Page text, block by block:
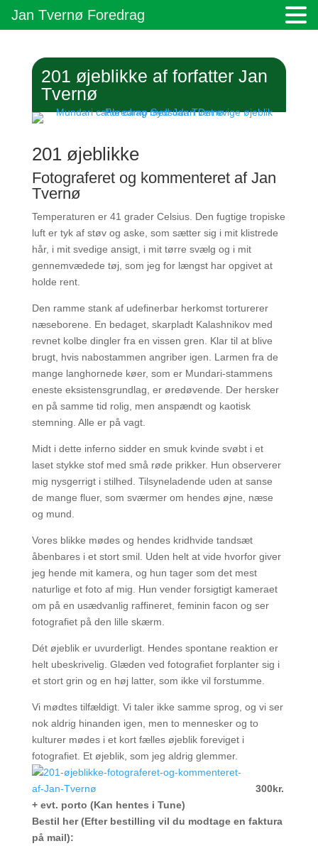
201 øjeblikke af forfatter Jan
Tvernø
201 øjeblikke
Fotograferet og kommenteret af Jan
Tvernø
Temperaturen er 41 grader Celsius. Den fugtige tropiske
luft er tyk af støv og aske, som sætter sig i mit klistrede
hår, i mit svedige ansigt, i mit tørre svælg og i mit
gennemvædede tøj, som jeg for længst har opgivet at
holde rent.
Den ramme stank af udefinerbar herkomst torturerer
næseborene. En bedaget, skarpladt Kalashnikov med
revnet kolbe dingler fra en vissen gren. Klar til at blive
brugt, hvis nabostammen angriber igen. Larmen fra de
mange langhornede køer, som er Mundari-stammens
eneste eksistensgrundlag, er øredøvende. Der hersker
en på samme tid rolig, men anspændt og kaotisk
stemning. Alle er på vagt.
Midt i dette inferno sidder en smuk kvinde svøbt i et
laset stykke stof med små røde prikker. Hun observerer
mig nysgerrigt i stilhed. Tilsyneladende uden at sanse
de mange fluer, som sværmer om hendes øjne, næse
og mund.
Vores blikke mødes og hendes kridhvide tandsæt
åbenbares i et stort smil. Uden helt at vide hvorfor giver
jeg hende mit kamera, og hun tager som det mest
naturlige et foto af mig. Hun vender forsigtigt kameraet
om på en usædvanlig raffineret, feminin facon og ser
fotografiet på den lille skærm.
Dét øjeblik er uvurderligt. Hendes spontane reaktion er
helt ubeskrivelig. Glæden ved fotografiet forplanter sig i
et stort grin og en høj latter, som ikke vil forstumme.
Vi mødtes tilfældigt. Vi taler ikke samme sprog, og vi ser
nok aldrig hinanden igen, men to mennesker og to
kulturer mødes i et kort fælles øjeblik foreviget i
fotografiet. Et øjeblik, som jeg aldrig glemmer.
300kr.
+ evt. porto (Kan hentes i Tune)
Bestil her (Efter bestilling vil du modtage en faktura
på mail):
Jan Tvernø Foredrag